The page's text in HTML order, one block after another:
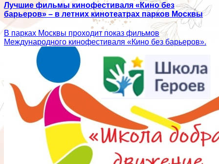
Лучшие фильмы кинофестиваля «Кино без
барьеров» – в летних кинотеатрах парков Москвы
В парках Москвы проходит показ фильмов
Международного кинофестиваля «Кино без барьеров».